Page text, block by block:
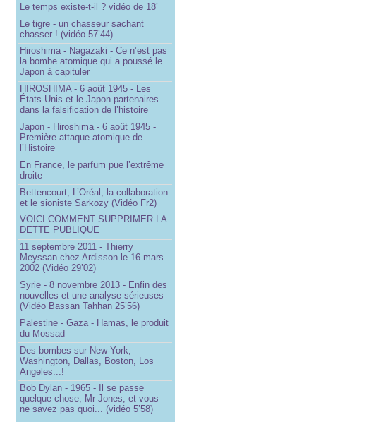
Le temps existe-t-il ? vidéo de 18’
Le tigre - un chasseur sachant
chasser ! (vidéo 57’44)
Hiroshima - Nagazaki - Ce n’est pas
la bombe atomique qui a poussé le
Japon à capituler
HIROSHIMA - 6 août 1945 - Les
États-Unis et le Japon partenaires
dans la falsification de l’histoire
Japon - Hiroshima - 6 août 1945 -
Première attaque atomique de
l’Histoire
En France, le parfum pue l’extrême
droite
Bettencourt, L’Oréal, la collaboration
et le sioniste Sarkozy (Vidéo Fr2)
VOICI COMMENT SUPPRIMER LA
DETTE PUBLIQUE
11 septembre 2011 - Thierry
Meyssan chez Ardisson le 16 mars
2002 (Vidéo 29’02)
Syrie - 8 novembre 2013 - Enfin des
nouvelles et une analyse sérieuses
(Vidéo Bassan Tahhan 25’56)
Palestine - Gaza - Hamas, le produit
du Mossad
Des bombes sur New-York,
Washington, Dallas, Boston, Los
Angeles...!
Bob Dylan - 1965 - Il se passe
quelque chose, Mr Jones, et vous
ne savez pas quoi... (vidéo 5’58)